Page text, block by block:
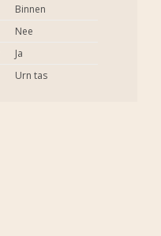
Binnen
Nee
Ja
Urn tas